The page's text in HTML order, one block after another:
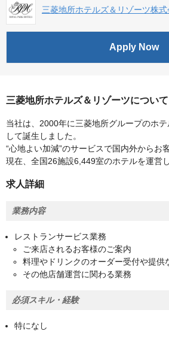
三菱地所ホテルズ＆リゾーツ株
Apply Now
三菱地所ホテルズ＆リゾーツについて
当社は、2000年に三菱地所グループのホ
して誕生しました。
“心地よい加減”のサービスで国内外からお
現在、全国26施設6,449室のホテルを運営
求人詳細
業務内容
レストランサービス業務
ご来店されるお客様のご案内
料理やドリンクのオーダー受付や提供
その他店舗運営に関わる業務
必須スキル・経験
特になし